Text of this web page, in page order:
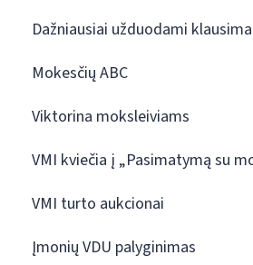
Dažniausiai užduodami
Mokesčių ABC
Viktorina moksleiviams
VMI kviečia į „Pasimatymą su
VMI turto aukcionai
Įmonių VDU palyginimas